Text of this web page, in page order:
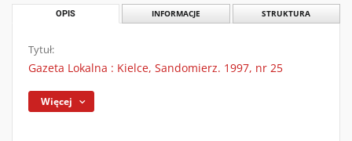
OPIS INFORMACJE STRUKTURA
Tytuł:
Gazeta Lokalna : Kielce, Sandomierz. 1997, nr 25
Więcej